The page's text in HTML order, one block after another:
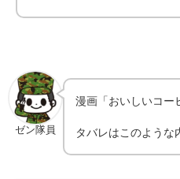
ゼン隊員
漫画「おいしいコー
タバレはこのような